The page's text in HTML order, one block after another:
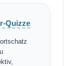
Quizze